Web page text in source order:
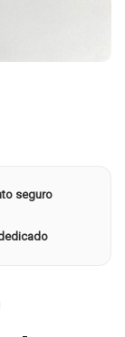
seguro